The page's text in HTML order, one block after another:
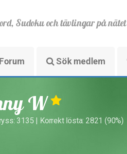
Sudoku och tävlingar på nätet
Sök medlem
W
3135 | Korrekt lösta: 2821 (90%)